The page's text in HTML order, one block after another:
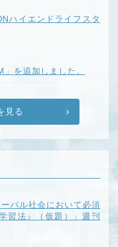
ハイエンドライフスタ
を追加しました。
見る
バル社会において必須
習法』（仮題）」週刊